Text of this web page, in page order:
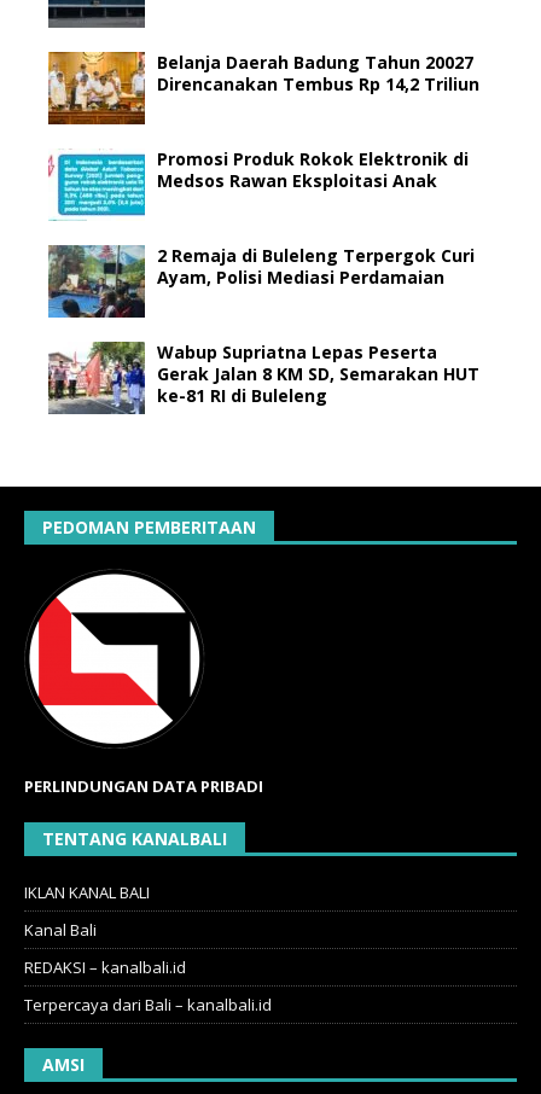
Belanja Daerah Badung Tahun 20027
Direncanakan Tembus Rp 14,2 Triliun
Promosi Produk Rokok Elektronik di
Medsos Rawan Eksploitasi Anak
2 Remaja di Buleleng Terpergok Curi
Ayam, Polisi Mediasi Perdamaian
Wabup Supriatna Lepas Peserta
Gerak Jalan 8 KM SD, Semarakan HUT
ke-81 RI di Buleleng
PEDOMAN PEMBERITAAN
PERLINDUNGAN DATA PRIBADI
TENTANG KANALBALI
IKLAN KANAL BALI
Kanal Bali
REDAKSI – kanalbali.id
Terpercaya dari Bali – kanalbali.id
AMSI